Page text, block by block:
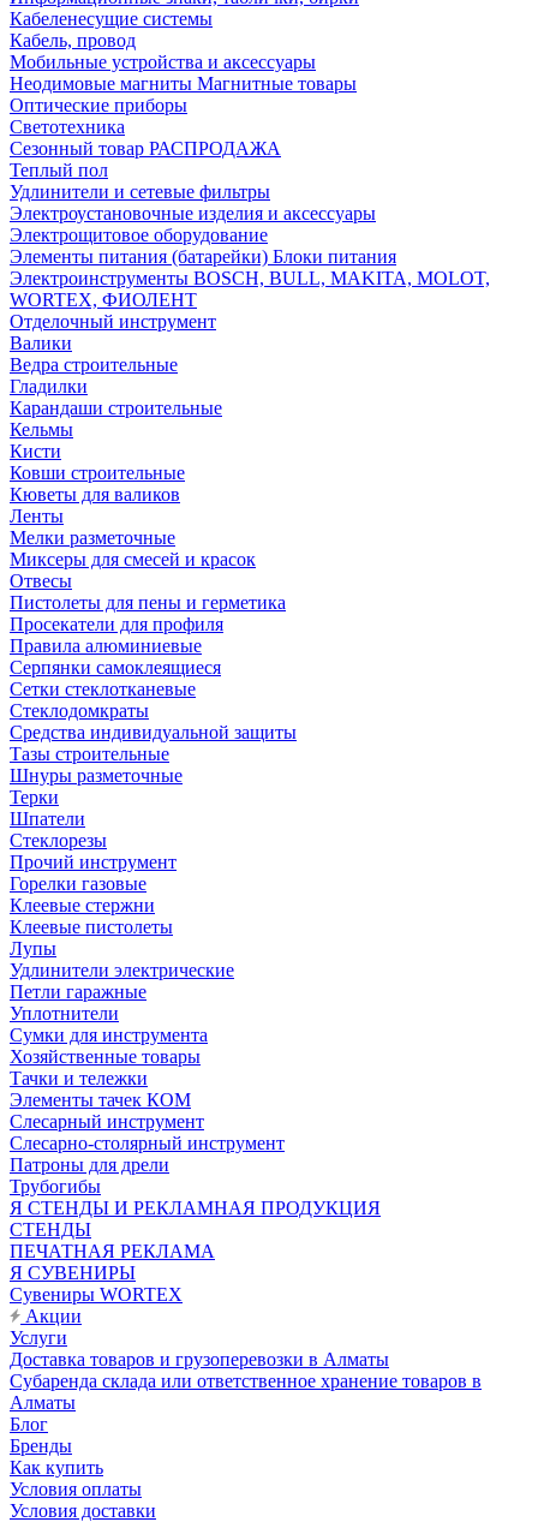
Кабеленесущие системы
Кабель, провод
Мобильные устройства и аксессуары
Неодимовые магниты Магнитные товары
Оптические приборы
Светотехника
Сезонный товар РАСПРОДАЖА
Теплый пол
Удлинители и сетевые фильтры
Электроустановочные изделия и аксессуары
Электрощитовое оборудование
Элементы питания (батарейки) Блоки питания
Электроинструменты BOSCH, BULL, MAKITA, MOLOT,
WORTEX, ФИОЛЕНТ
Отделочный инструмент
Валики
Ведра строительные
Гладилки
Карандаши строительные
Кельмы
Кисти
Ковши строительные
Кюветы для валиков
Ленты
Мелки разметочные
Миксеры для смесей и красок
Отвесы
Пистолеты для пены и герметика
Просекатели для профиля
Правила алюминиевые
Серпянки самоклеящиеся
Сетки стеклотканевые
Стеклодомкраты
Средства индивидуальной защиты
Тазы строительные
Шнуры разметочные
Терки
Шпатели
Стеклорезы
Прочий инструмент
Горелки газовые
Клеевые стержни
Клеевые пистолеты
Лупы
Удлинители электрические
Петли гаражные
Уплотнители
Сумки для инструмента
Хозяйственные товары
Тачки и тележки
Элементы тачек КОМ
Слесарный инструмент
Слесарно-столярный инструмент
Патроны для дрели
Трубогибы
Я СТЕНДЫ И РЕКЛАМНАЯ ПРОДУКЦИЯ
СТЕНДЫ
ПЕЧАТНАЯ РЕКЛАМА
Я СУВЕНИРЫ
Сувениры WORTEX
Акции
Услуги
Доставка товаров и грузоперевозки в Алматы
Субаренда склада или ответственное хранение товаров в
Алматы
Блог
Бренды
Как купить
Условия оплаты
Условия доставки